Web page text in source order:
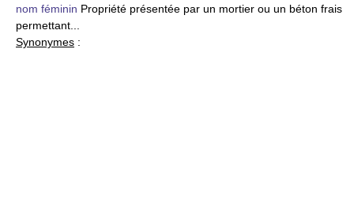
nom féminin Propriété présentée par un mortier ou un béton frais
permettant...
Synonymes :